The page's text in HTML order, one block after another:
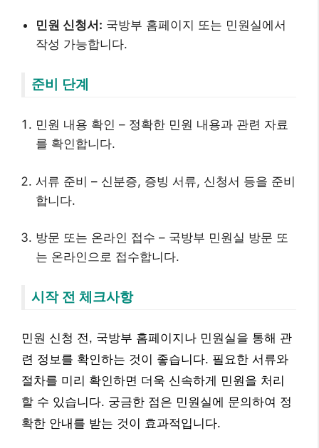
민원 신청서: 국방부 홈페이지 또는 민원실에서
작성 가능합니다.
준비 단계
민원 내용 확인 – 정확한 민원 내용과 관련 자료
를 확인합니다.
서류 준비 – 신분증, 증빙 서류, 신청서 등을 준비
합니다.
방문 또는 온라인 접수 – 국방부 민원실 방문 또
는 온라인으로 접수합니다.
시작 전 체크사항
민원 신청 전, 국방부 홈페이지나 민원실을 통해 관
련 정보를 확인하는 것이 좋습니다. 필요한 서류와
절차를 미리 확인하면 더욱 신속하게 민원을 처리
할 수 있습니다. 궁금한 점은 민원실에 문의하여 정
확한 안내를 받는 것이 효과적입니다.